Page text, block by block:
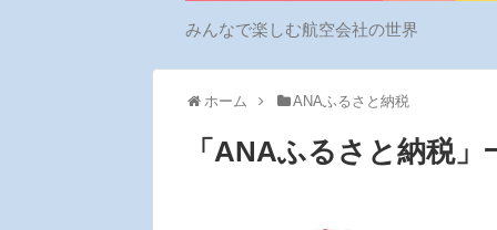
みんなで楽しむ航空会社の世界
ホーム ANAふるさと納税
「 ANAふるさと納税」